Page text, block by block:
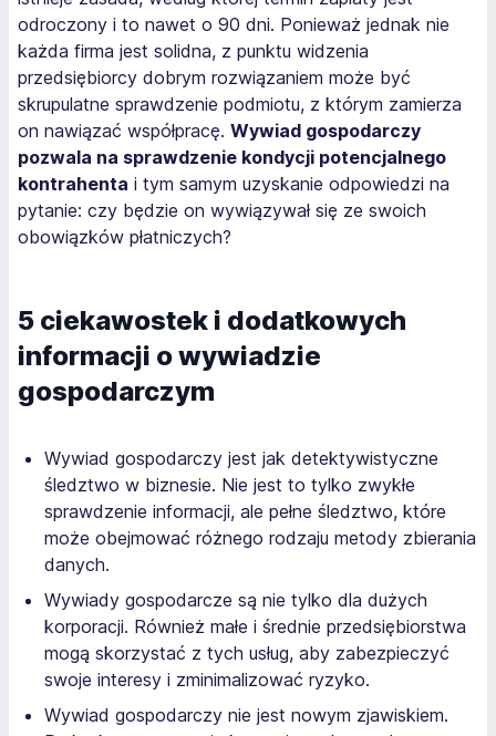
odroczony i to nawet o 90 dni. Ponieważ jednak nie
każda firma jest solidna, z punktu widzenia
przedsiębiorcy dobrym rozwiązaniem może być
skrupulatne sprawdzenie podmiotu, z którym zamierza
on nawiązać współpracę. Wywiad gospodarczy
pozwala na sprawdzenie kondycji potencjalnego
kontrahenta i tym samym uzyskanie odpowiedzi na
pytanie: czy będzie on wywiązywał się ze swoich
obowiązków płatniczych?
5 ciekawostek i dodatkowych
informacji o wywiadzie
gospodarczym
Wywiad gospodarczy jest jak detektywistyczne
śledztwo w biznesie. Nie jest to tylko zwykłe
sprawdzenie informacji, ale pełne śledztwo, które
może obejmować różnego rodzaju metody zbierania
danych.
Wywiady gospodarcze są nie tylko dla dużych
korporacji. Również małe i średnie przedsiębiorstwa
mogą skorzystać z tych usług, aby zabezpieczyć
swoje interesy i zminimalizować ryzyko.
Wywiad gospodarczy nie jest nowym zjawiskiem.